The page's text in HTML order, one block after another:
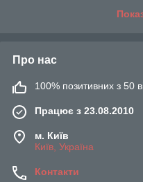
обличчям. І від їх якості
нерухомість чи ні.
якщо поверхні оформлені та
за якістю знімаються.
Гладкість і рівність
будівельним правилом.
Про нас
100% позитивних з 50
Працює з 23.08.2010
м. Київ
Київ, Україна
Контакти